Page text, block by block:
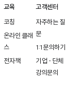
교육
코칭
온라인 클래
스
전자책
고객센터
자주하는 질
문
1:1 문의하기
기업 · 단체
강의문의